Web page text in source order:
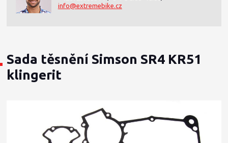
info@extremebike.cz
Sada těsnění Simson SR4 KR51
klingerit